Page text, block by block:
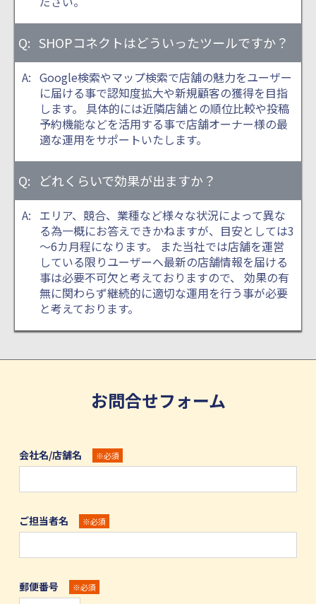
SHOPコネクトはどういったツールですか？
Google検索やマップ検索で店舗の魅力をユーザー
に届ける事で認知度拡大や新規顧客の獲得を目指
します。 具体的には近隣店舗との順位比較や投稿
予約機能などを活用する事で店舗オーナー様の最
適な運用をサポートいたします。
どれくらいで効果が出ますか？
エリア、競合、業種など様々な状況によって異な
る為一概にお答えできかねますが、目安としては3
～6カ月程になります。 また当社では店舗を運営
している限りユーザーへ最新の店舗情報を届ける
事は必要不可欠と考えておりますので、 効果の有
無に関わらず継続的に適切な運用を行う事が必要
と考えております。
お問合せフォーム
会社名/店舗名 ※必須
ご担当者名 ※必須
郵便番号 ※必須